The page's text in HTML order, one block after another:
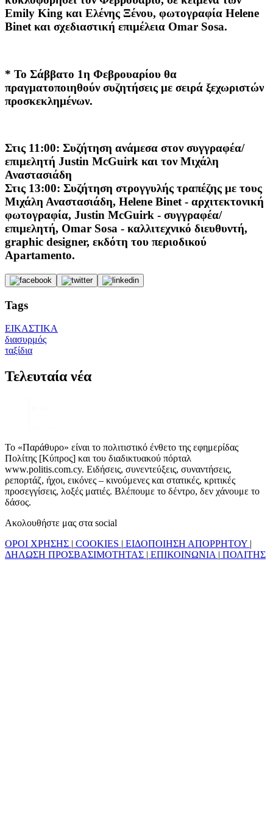
Emily King και Ελένης Ξένου, φωτογραφία Helene
Binetκαι σχεδιαστική επιμέλεια Omar Sosa.
* Το Σάββατο 1η Φεβρουαρίου θα
πραγματοποιηθούν συζητήσεις με σειρά ξεχωριστών
προσκεκλημένων.
Στις 11:00: Συζήτηση ανάμεσα στον συγγραφέα/
επιμελητή Justin McGuirk και τονΜιχάλη
Αναστασιάδη
Στις 13:00: Συζήτηση στρογγυλής τραπέζης με τους
Μιχάλη Αναστασιάδη, Helene Binet- αρχιτεκτονική
φωτογραφία, Justin McGuirk - συγγραφέα/
επιμελητή, Omar Sosa - καλλιτεχνικό διευθυντή,
graphic designer, εκδότη του περιοδικού
Apartamento.
Tags
ΕΙΚΑΣΤΙΚΑ
διασυρμός
ταξίδια
Τελευταία νέα
Το «Παράθυρο» είναι το πολιτιστικό ένθετο της εφημερίδας
Πολίτης [Κύπρος] και του διαδικτυακού πόρταλ
www.politis.com.cy. Ειδήσεις, συνεντεύξεις, συναντήσεις,
ρεπορτάζ, ήχοι, εικόνες – κινούμενες και στατικές, κριτικές
προσεγγίσεις, λοξές ματιές. Βλέπουμε το δέντρο, δεν χάνουμε το
δάσος.
Ακολουθήστε μας στα social
ΟΡΟΙ ΧΡΗΣΗΣ | COOKIES | ΕΙΔΟΠΟΙΗΣΗ ΑΠΟΡΡΗΤΟΥ |
ΔΗΛΩΣΗ ΠΡΟΣΒΑΣΙΜΟΤΗΤΑΣ | ΕΠΙΚΟΙΝΩΝΙΑ | ΠΟΛΙΤΗΣ